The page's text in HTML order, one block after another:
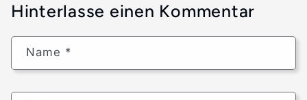
Hinterlasse einen Kommentar
Name *